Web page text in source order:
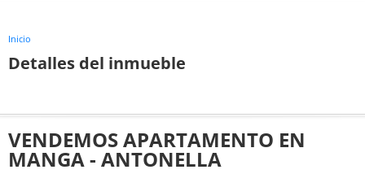
Inicio
Detalles del inmueble
VENDEMOS APARTAMENTO EN
MANGA - ANTONELLA